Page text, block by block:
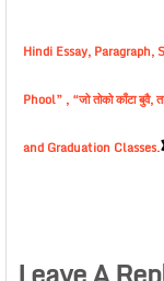
Hindi Essay, Paragraph,
Phool” , “जो तोको काँटा
and Graduation Classes.